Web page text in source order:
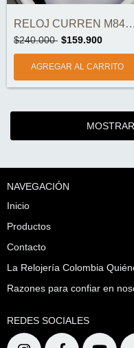
RELOJ CURREN M8445-3 CRONOGRAFOS ORIGINA...
$240.000 $159.900
NAVEGACIÓN
Inicio
Productos
Contacto
La Relojería Colombia
Razones para confiar en
REDES SOCIALES